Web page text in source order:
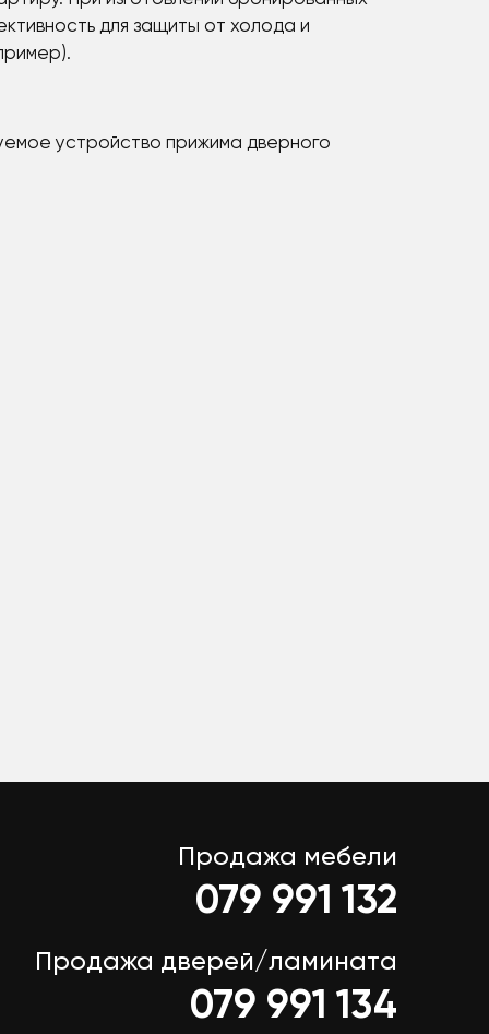
для защиты от холода и
устройство прижима дверного
Продажа мебели
079 991 132
Продажа дверей/ламината
079 991 134